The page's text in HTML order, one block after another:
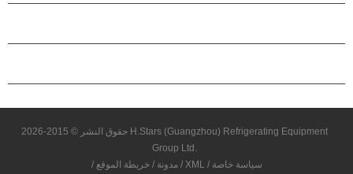
حقوق النشر © 2015-2026 H.Stars (Guangzhou) Refrigerating Equipment
Group Ltd.
/
مدونة /خريطة الموقع / XML / سياسة خاصة